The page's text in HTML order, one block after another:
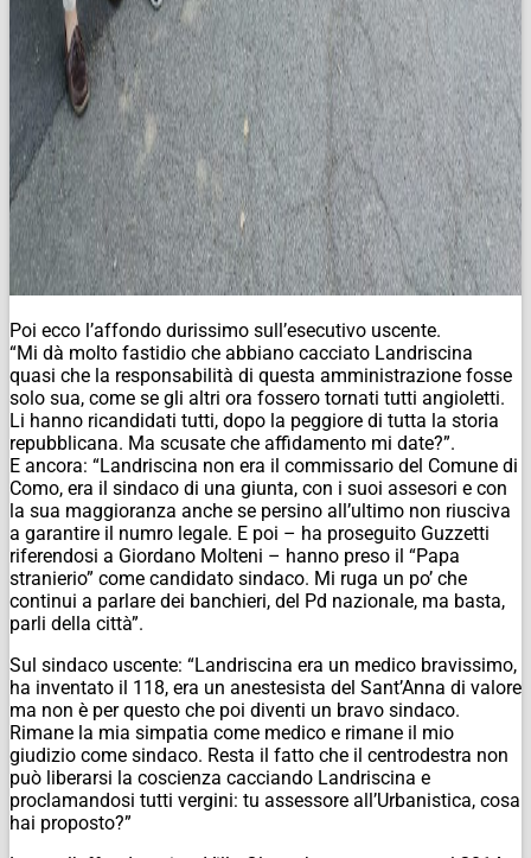
Poi ecco l’affondo durissimo sull’esecutivo uscente.
“Mi dà molto fastidio che abbiano cacciato Landriscina
quasi che la responsabilità di questa amministrazione fosse
solo sua, come se gli altri ora fossero tornati tutti angioletti.
Li hanno ricandidati tutti, dopo la peggiore di tutta la storia
repubblicana. Ma scusate che affidamento mi date?”.
E ancora: “Landriscina non era il commissario del Comune di
Como, era il sindaco di una giunta, con i suoi assesori e con
la sua maggioranza anche se persino all’ultimo non riusciva
a garantire il numro legale. E poi – ha proseguito Guzzetti
riferendosi a Giordano Molteni – hanno preso il “Papa
stranierio” come candidato sindaco. Mi ruga un po’ che
continui a parlare dei banchieri, del Pd nazionale, ma basta,
parli della città”.
Sul sindaco uscente: “Landriscina era un medico bravissimo,
ha inventato il 118, era un anestesista del Sant’Anna di valore
ma non è per questo che poi diventi un bravo sindaco.
Rimane la mia simpatia come medico e rimane il mio
giudizio come sindaco. Resta il fatto che il centrodestra non
può liberarsi la coscienza cacciando Landriscina e
proclamandosi tutti vergini: tu assessore all’Urbanistica, cosa
hai proposto?”